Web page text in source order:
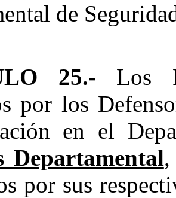
de
25.- Los
por los
en el
Departamental
por sus